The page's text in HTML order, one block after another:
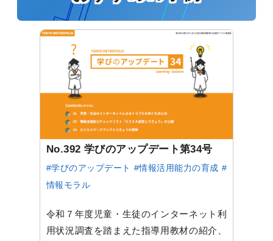
No.392 学びのアップデート第34号
#学びのアップデート #情報活用能力の育成 #
情報モラル
令和７年度児童・生徒のインターネット利
用状況調査を踏まえた指導用教材の紹介、